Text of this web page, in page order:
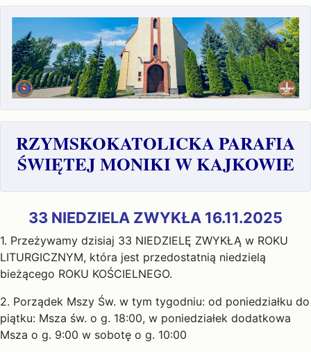
RZYMSKOKATOLICKA PARAFIA
ŚWIĘTEJ MONIKI W KAJKOWIE
33 NIEDZIELA ZWYKŁA 16.11.2025
1. Przeżywamy dzisiaj 33 NIEDZIELĘ ZWYKŁĄ w ROKU
LITURGICZNYM, która jest przedostatnią niedzielą
bieżącego ROKU KOŚCIELNEGO.
2. Porządek Mszy Św. w tym tygodniu: od poniedziałku do
piątku: Msza św. o g. 18:00, w poniedziałek dodatkowa
Msza o g. 9:00 w sobotę o g. 10:00